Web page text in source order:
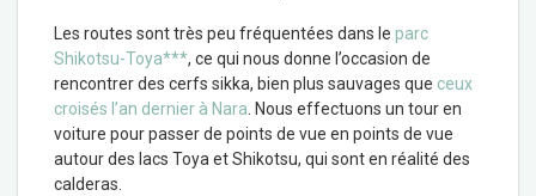
Les routes sont très peu fréquentées dans le parc
Shikotsu-Toya***, ce qui nous donne l’occasion de
rencontrer des cerfs sikka, bien plus sauvages que ceux
croisés l’an dernier à Nara . Nous effectuons un tour en
voiture pour passer de points de vue en points de vue
autour des lacs Toya et Shikotsu, qui sont en réalité des
calderas.